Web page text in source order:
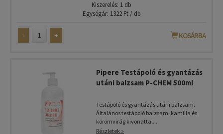
Kiszerelés: 1 db
Egységár: 1322 Ft / db
- + KOSÁRBA
Pipere Testápoló és gyantázás
utáni balzsam P-CHEM 500ml
Testápoló és gyantázás utáni balzsam.
Általános testápoló balzsam, kamilla és
körömvirág kivonattal....
Részletek »